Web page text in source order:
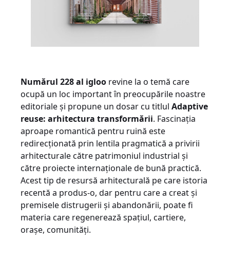
Numărul 228 al igloo revine la o temă care
ocupă un loc important în preocupările noastre
editoriale și propune un dosar cu titlul Adaptive
reuse: arhitectura transformării. Fascinația
aproape romantică pentru ruină este
redirecționată prin lentila pragmatică a privirii
arhitecturale către patrimoniul industrial și
către proiecte internaționale de bună practică.
Acest tip de resursă arhitecturală pe care istoria
recentă a produs-o, dar pentru care a creat și
premisele distrugerii și abandonării, poate fi
materia care regenerează spațiul, cartiere,
orașe, comunități.